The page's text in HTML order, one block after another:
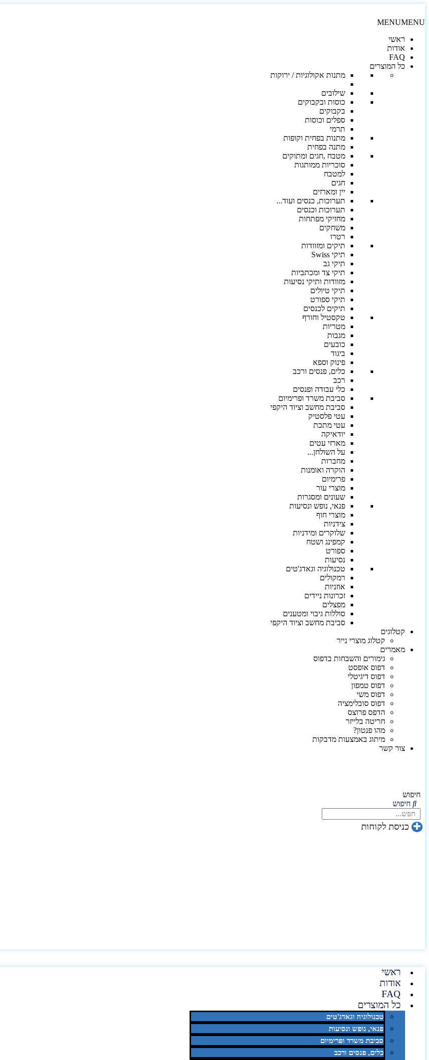
MENUMENU
ראשי
אודות
FAQ
כל המוצרים
מתנות אקולוגיות / ירוקות
שילובים
כוסות ובקבוקים
בקבוקים
ספלים וכוסות
תרמי
מתנות בפחית וקופות
מתנה בפחית
מטבח ,חגים ומתוקים
סוכריות ממותגות
למטבח
חגים
יין ומארזים
תערוכות, כנסים ועוד...
תערוכות וכנסים
מחזיקי מפתחות
משחקים
רטרו
תיקים ומזוודות
תיקי Swiss
תיקי גב
תיקי צד ומכתביות
מזוודות ותיקי נסיעות
תיקי טיולים
תיקי ספורט
תיקים לכנסים
טקסטיל וחורף
מטריות
מגבות
כובעים
ביגוד
פינוק וספא
כלים, פנסים ורכב
רכב
כלי עבודה ופנסים
סביבת משרד ופרימיום
סביבת מחשב וציוד היקפי
עטי פלסטיק
עטי מתכת
יודאיקה
מארזי עטים
על השולחן...
מחברות
הוקרה ואומנות
פרימיום
מוצרי עור
שעונים ומסגרות
פנאי, נופש ונסיעות
מוצרי חוף
צידניות
שלוקרים ומידניות
קמפינג ושטח
ספורט
נסיעות
טכנולוגיה וגאדג'טים
רמקולים
אוזניות
זכרונות ניידים
מפצלים
סוללות גיבוי ומטענים
סביבת מחשב וציוד היקפי
קטלוגים
קטלוג מוצרי נייר
מאמרים
גימורים והשבחות בדפוס
דפוס אופסט
דפוס דיגיטלי
דפוס טמפון
דפוס משי
דפוס סובלימציה
הדפס פרוצס
חריטה בלייזר
מהו פנטון?
מיתוג באמצעות מדבקות
צור קשר
חיפוש
חיפוש
כניסת לקוחות
ראשי
אודות
FAQ
כל המוצרים
טכנולוגיה וגאדג'טים
פנאי, נופש ונסיעות
סביבת משרד ופרימיום
כלים, פנסים ורכב